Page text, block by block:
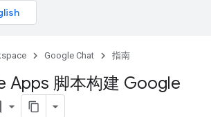
Google Chat 指南
Apps 脚本构建 Google